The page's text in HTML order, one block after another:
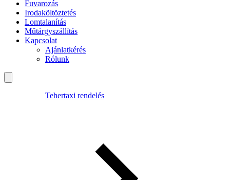
Fuvarozás
Irodaköltöztetés
Lomtalanítás
Műtárgyszállítás
Kapcsolat
Ajánlatkérés
Rólunk
Tehertaxi rendelés